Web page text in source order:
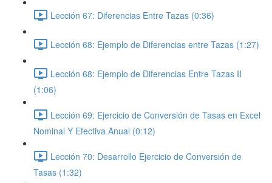
Lección 67: Diferencias Entre Tazas (0:36)
Lección 68: Ejemplo de Diferencias entre Tazas (1:27)
Lección 68: Ejemplo de Diferencias Entre Tazas II
(1:06)
Lección 69: Ejercicio de Conversión de Tasas en Excel
Nominal Y Efectiva Anual (0:12)
Lección 70: Desarrollo Ejercicio de Conversión de
Tasas (1:32)